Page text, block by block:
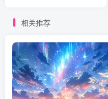
相关推荐